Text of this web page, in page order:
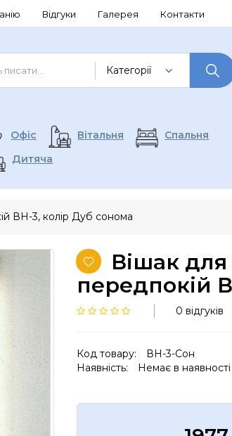
Відгуки Галерея Контакти
Офіс Вітальня
Спальня
Дитяча
ВН-3, колір Дуб сонома
Вішак для
передпокій
0 відгуків
Код товару:
ВН-3-Сон
Наявність:
Немає в наявності